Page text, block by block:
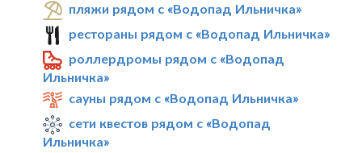
пляжи рядом с «Водопад Ильничка»
рестораны рядом с «Водопад Ильничка»
роллердромы рядом с «Водопад
Ильничка»
сауны рядом с «Водопад Ильничка»
сети квестов рядом с «Водопад
Ильничка»